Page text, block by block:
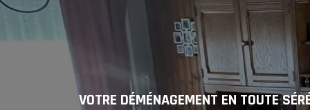
VOTRE DÉMÉNAGEMENT EN TOUTE
SERVICES DE DÉMÉNAGEMENT
Solutions